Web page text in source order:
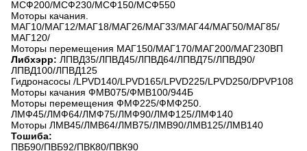
МСФ200/МСФ230/МСФ150/МСФ550
Моторы качания.
МАГ10/МАГ12/МАГ18/МАГ26/МАГ33/МАГ44/МАГ50/МАГ85/
МАГ120/
Моторы перемещения МАГ150/МАГ170/МАГ200/МАГ230ВП
Либхэрр: ЛПВД35/ЛПВД45/ЛПВД64/ЛПВД75/ЛПВД90/
ЛПВД100/ЛПВД125
Гидронасосы /LPVD140/LPVD165/LPVD225/LPVD250/DPVP108
Моторы качания ФМВ075/ФМВ100/944Б
Моторы перемещения ФМФ225/ФМФ250.
ЛМФ45/ЛМФ64/ЛМФ75/ЛМФ90/ЛМФ125/ЛМФ140
Моторы ЛМВ45/ЛМВ64/ЛМВ75/ЛМВ90/ЛМВ125/ЛМВ140
Тошиба:
ПВБ90/ПВБ92/ПВК80/ПВК90